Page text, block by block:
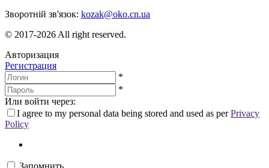
Зворотній зв'язок: kozak@oko.cn.ua
© 2017-2026 All right reserved.
Авторизация
Регистрация
*
*
Или войти через:
I agree to my personal data being stored and used as perPrivacy
Policy